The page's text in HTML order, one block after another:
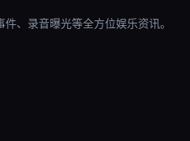
、录音曝光等全方位娱乐资讯。